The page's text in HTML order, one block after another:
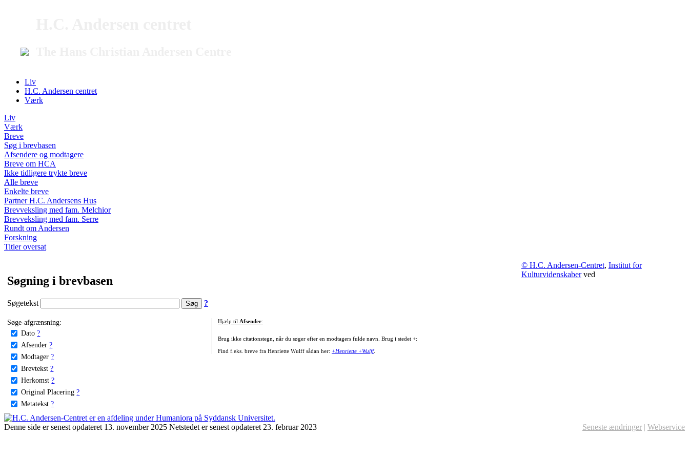
Liv
H.C. Andersen centret
Værk
Liv
Værk
Breve
Søg i brevbasen
Afsendere og modtagere
Breve om HCA
Ikke tidligere trykte breve
Alle breve
Enkelte breve
Partner H.C. Andersens Hus
Brevveksling med fam. Melchior
Brevveksling med fam. Serre
Rundt om Andersen
Forskning
Titler oversat
Søgning i brevbasen
Søgetekst ?
Søge-afgrænsning:
Dato ?
Afsender ?
Modtager ?
Brevtekst ?
Herkomst ?
Original Placering ?
Metatekst ?
Hjælp til Afsender:
Brug ikke citationstegn, når du søger efter en modtagers fulde navn. Brug i stedet +:
Find f.eks. breve fra Henriette Wulff sådan her: +Henriette +Wulff.
© H.C. Andersen-Centret, Institut for
Kulturvidenskaberved
Denne side er senest opdateret 13. november 2025 Netstedet er senest opdateret 23. februar 2023 Seneste ændringer | Webservice